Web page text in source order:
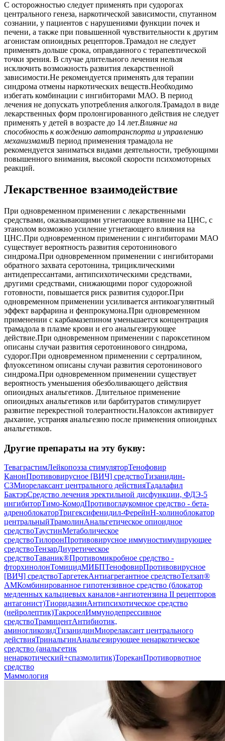
С осторожностью следует применять при судорогах
центрального генеза, наркотической зависимости, спутанном
сознании, у пациентов с нарушениями функции почек и
печени, а также при повышенной чувствительности к другим
агонистам опиоидных рецепторов.Трамадол не следует
применять дольше срока, оправданного с терапевтической
точки зрения. В случае длительного лечения нельзя
исключить возможность развития лекарственной
зависимости.Не рекомендуется применять для терапии
синдрома отмены наркотических веществ.Необходимо
избегать комбинации с ингибиторами МАО. В период
лечения не допускать употребления алкоголя.Трамадол в виде
лекарственных форм пролонгированного действия не следует
применять у детей в возрасте до 14 лет.Влияние на
способность к вождению автотранспорта и управлению
механизмамиВ период применения трамадола не
рекомендуется заниматься видами деятельности, требующими
повышенного внимания, высокой скорости психомоторных
реакций.
Лекарственное взаимодействие
При одновременном применении с лекарственными
средствами, оказывающими угнетающее влияние на ЦНС, с
этанолом возможно усиление угнетающего влияния на
ЦНС.При одновременном применении с ингибиторами МАО
существует вероятность развития серотонинового
синдрома.При одновременном применении с ингибиторами
обратного захвата серотонина, трициклическими
антидепрессантами, антипсихотическими средствами,
другими средствами, снижающими порог судорожной
готовности, повышается риск развития судорог.При
одновременном применении усиливается антикоагулянтный
эффект варфарина и фенпрокумона.При одновременном
применении с карбамазепином уменьшается концентрация
трамадола в плазме крови и его анальгезирующее
действие.При одновременном применении с пароксетином
описаны случаи развития серотонинового синдрома,
судорог.При одновременном применении с сертралином,
флуоксетином описаны случаи развития серотонинового
синдрома.При одновременном применении существует
вероятность уменьшения обезболивающего действия
опиоидных анальгетиков. Длительное применение
опиоидных анальгетиков или барбитуратов стимулирует
развитие перекрестной толерантности.Налоксон активирует
дыхание, устраняя анальгезию после применения опиоидных
анальгетиков.
Другие препараты на эту букву:
ТеваграстимЛейкопоэза стимуляторТенофовир
КанонПротивовирусное [ВИЧ] средствоТизанидин-
СЗМиорелаксант центрального действияТадалафил
БактэрСредство лечения эректильной дисфункции, ФДЭ-5
ингибиторТимо-КомодПротивоглаукомное средство - бета-
адреноблокаторТригексифенидил-ФерейнН-холиноблокатор
центральныйТрамолинАнальгетическое опиоидное
средствоТаустинМетаболическое
средствоТилоронПротивовирусное иммуностимулирующее
средствоТензарДиуретическое
средствоТаваник®Противомикробное средство -
фторхинолонТомицидМИБПТенофовирПротивовирусное
[ВИЧ] средствоТаргетекАнтиагрегантное средствоТелзап®
АМКомбинированное гипотензивное средство (блокатор
медленных кальциевых каналов+ангиотензина II рецепторов
антагонист)ТиоридазинАнтипсихотическое средство
(нейролептик)ТакроселИммунодепрессивное
средствоТрамицентАнтибиотик,
аминогликозидТизанидинМиорелаксант центрального
действияТринальгинАнальгезирующее ненаркотическое
средство (анальгетик
ненаркотический+спазмолитик)ТореканПротиворвотное
средство
Маммология